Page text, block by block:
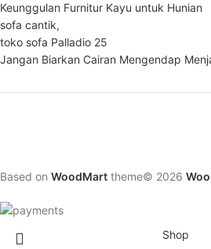
Keunggulan Furnitur Kayu untuk Hunian
sofa cantik,
toko sofa Palladio 25
Jangan Biarkan Cairan Mengendap
Based on WoodMart theme© 2026
Shop